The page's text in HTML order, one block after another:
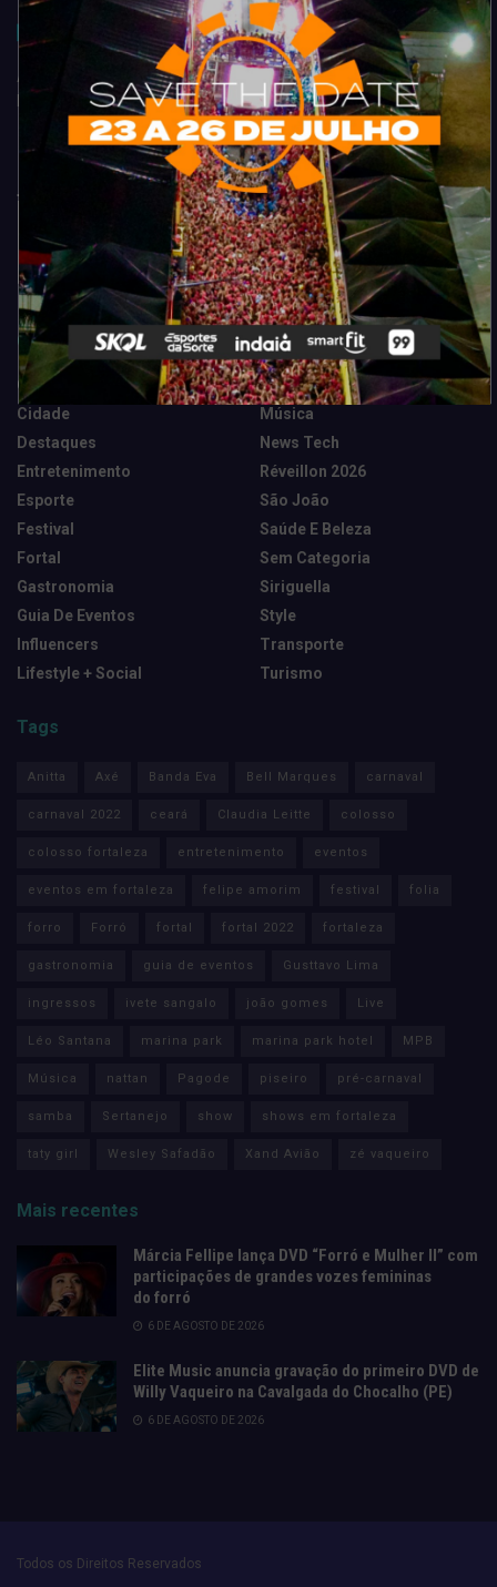
Acompanhe todas as novidades do entretenimento na região de
Fortaleza. Dicas, promoções, coberturas exclusivas e muito mais.
Categorias
Camarote Vip Junino
Cidade
Destaques
Entretenimento
Esporte
Festival
Fortal
Gastronomia
Guia De Eventos
Influencers
Lifestyle + Social
Marketing E Negócios
Música
News Tech
Réveillon 2026
São João
Saúde E Beleza
Sem Categoria
Siriguella
Style
Transporte
Turismo
Tags
Anitta Axé Banda Eva Bell Marques carnaval
carnaval 2022 ceará Claudia Leitte colosso
colosso fortaleza entretenimento eventos
eventos em fortaleza felipe amorim festival folia
forro Forró fortal fortal 2022 fortaleza
gastronomia guia de eventos Gusttavo Lima
ingressos ivete sangalo joão gomes Live
Léo Santana marina park marina park hotel MPB
Música nattan Pagode piseiro pré-carnaval
samba Sertanejo show shows em fortaleza
taty girl Wesley Safadão Xand Avião zé vaqueiro
Mais recentes
Márcia Fellipe lança DVD “Forró e Mulher II” com
participações de grandes vozes femininas
do forró
6 DE AGOSTO DE 2026
Elite Music anuncia gravação do primeiro DVD de
Willy Vaqueiro na Cavalgada do Chocalho (PE)
6 DE AGOSTO DE 2026
Todos os Direitos Reservados